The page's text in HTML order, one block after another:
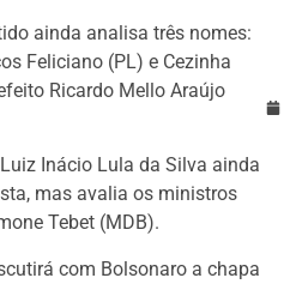
ainda analisa três nomes:
Feliciano (PL) e Cezinha
Ricardo Mello Araújo
Inácio Lula da Silva ainda
mas avalia os ministros
Tebet (MDB).
com Bolsonaro a chapa